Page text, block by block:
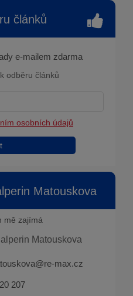
článků
e-mailem zdarma
osobních údajů
Matouskova
mě zajímá
max.cz
207